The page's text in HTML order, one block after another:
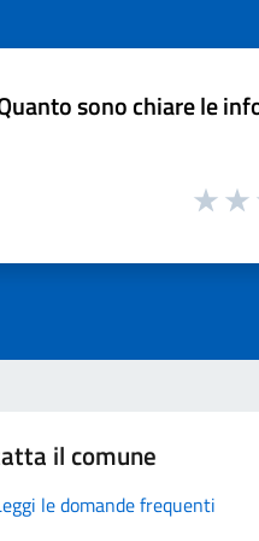
sono chiare le
il comune
le domande frequenti